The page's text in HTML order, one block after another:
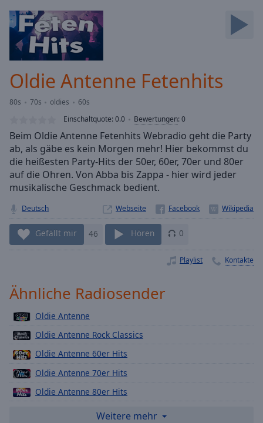
Skip
Forward
Mute
Current
Loaded:
Stream
Type LIVE
Seek to
currently
behind
Remaining
Time-
Descriptions
descriptions
off
selected
Oldie Antenne Fetenhits
80s 70s oldies
60s
Einschaltquote:0.0 Bewertungen:0
Beim Oldie Antenne Fetenhits Webradio geht die Party
ab, als gäbe es kein Morgen mehr! Hier bekommst du
die heißesten Party-Hits der 50er, 60er, 70er und 80er
auf die Ohren. Von Abba bis Zappa - hier wird jeder
musikalische Geschmack bedient.
Deutsch Webseite
Gefällt mir 46 Hören 0
Playlist Kontakte
Ähnliche Radiosender
Oldie Antenne
Oldie Antenne Rock Classics
Oldie Antenne 60er Hits
Oldie Antenne 70er Hits
Oldie Antenne 80er Hits
Oldie Antenne 80er New Wave
Weitere mehr